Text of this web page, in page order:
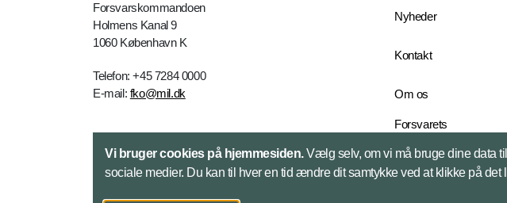
Forsvarskommandoen
Holmens Kanal 9
1060 København K
Telefon: +45 7284 0000
E-mail: fko@mil.dk
Kontakt
Nyheder
Kontakt
Om os
Forsvarets
English Edition
Vi bruger cookies på hjemmesiden.Vælg selv, om vi må bruge dine data
sociale medier. Du kan til hver en tid ændre dit samtykke ved at klikke på